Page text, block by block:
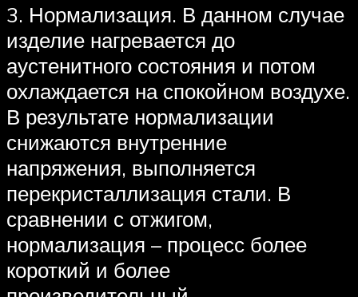
3. Нормализация. В данном случае
изделие нагревается до
аустенитного состояния и потом
охлаждается на спокойном воздухе.
В результате нормализации
снижаются внутренние
напряжения, выполняется
перекристаллизация стали. В
сравнении с отжигом,
нормализация – процесс более
короткий и более